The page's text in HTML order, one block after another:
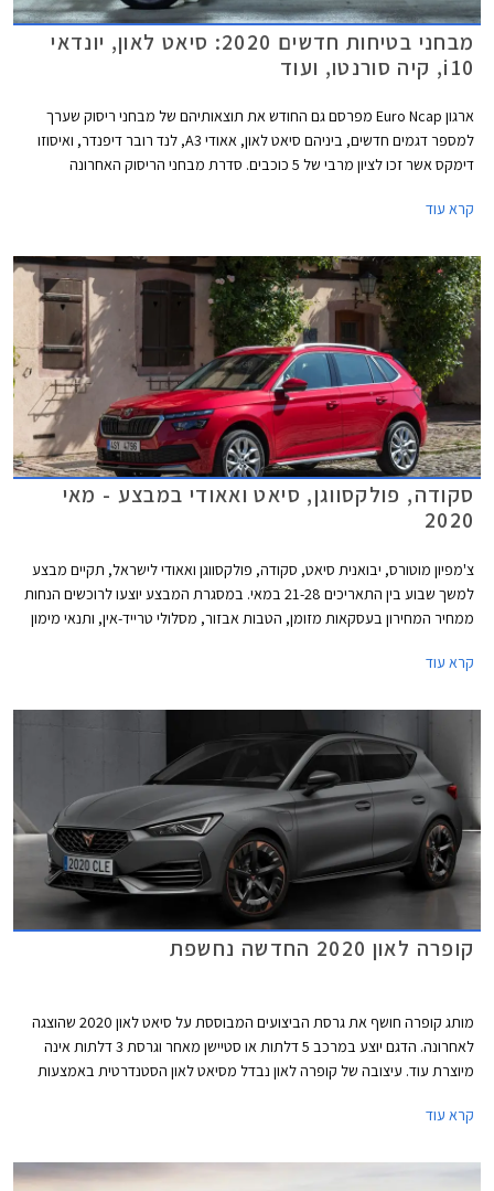
מבחני בטיחות חדשים 2020: סיאט לאון, יונדאי
i10, קיה סורנטו, ועוד
ארגון Euro Ncap מפרסם גם החודש את תוצאותיהם של מבחני ריסוק שערך
למספר דגמים חדשים, ביניהם סיאט לאון, אאודי A3, לנד רובר דיפנדר, ואיסוזו
דימקס אשר זכו לציון מרבי של 5 כוכבים. סדרת מבחני הריסוק האחרונה
דרישות הבטיחות העומדות בפני היצרנים.
קרא עוד
סקודה, פולקסווגן, סיאט ואאודי במבצע - מאי
2020
צ'מפיון מוטורס, יבואנית סיאט, סקודה, פולקסווגן ואאודי לישראל, תקיים מבצע
למשך שבוע בין התאריכים 21-28 במאי. במסגרת המבצע יוצעו לרוכשים הנחות
ממחיר המחירון בעסקאות מזומן, הטבות אבזור, מסלולי טרייד-אין, ותנאי מימון
קרא עוד
קופרה לאון 2020 החדשה נחשפת
מותג קופרה חושף את גרסת הביצועים המבוססת על סיאט לאון 2020 שהוצגה
לאחרונה. הדגם יוצע במרכב 5 דלתות או סטיישן מאחר וגרסת 3 דלתות אינה
מיוצרת עוד. עיצובה של קופרה לאון נבדל מסיאט לאון הסטנדרטית באמצעות
גדולים, ושבכה קדמית מושחרת עם סמל המותג בצבע נחושת במרכזה. מאחור
בחישוקים בעיצוב אווירודינמי מיוחד המשלב גוון נחושת, חצאיות צד, ומראות
קרא עוד